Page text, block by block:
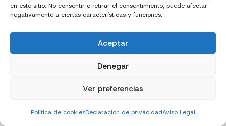
en este sitio. No consentir o retirar el consentimiento, puede afectar
negativamente a ciertas características y funciones.
Aceptar
Denegar
Ver preferencias
Política de cookiesDeclaración de privacidadAviso Legal
Política de privacidad
Política de cookies (UE)
Aviso Legal